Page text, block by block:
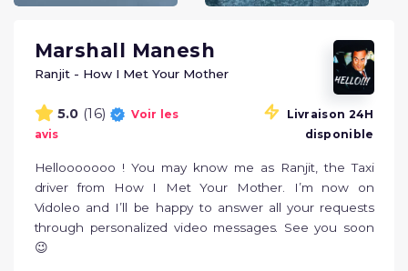
Marshall Manesh
Ranjit - How I Met Your Mother
5.0 (16)
Voir les
avis
Livraison 24H
disponible
Hellooooooo ! You may know me as Ranjit, the Taxi
driver from How I Met Your Mother. I’m now on
Vidoleo and I’ll be happy to answer all your requests
through personalized video messages. See you soon
😉